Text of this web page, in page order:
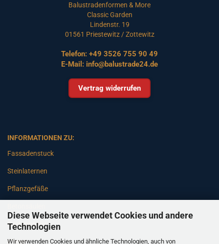
Diese Webseite verwendet Cookies und andere
Technologien
Wir verwenden Cookies und ähnliche Technologien, auch von
Balustradenformen & More
Classic Garden
Lindenstr. 19
01561 Priestewitz / Zottewitz
Telefon: +49 3526 755 90 49
E-Mail: info@balustrade24.de
Vertrag widerrufen
INFORMATIONEN ZU:
Fassadenstuck
Steinlaternen
Pflanzgefäße
Gartenbänke
Pfeiler